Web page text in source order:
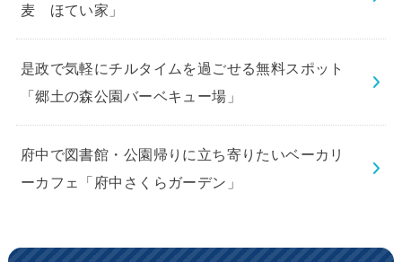
麦 ほてい家」
是政で気軽にチルタイムを過ごせる無料スポット
「郷土の森公園バーベキュー場」
府中で図書館・公園帰りに立ち寄りたいベーカリ
ーカフェ「府中さくらガーデン」